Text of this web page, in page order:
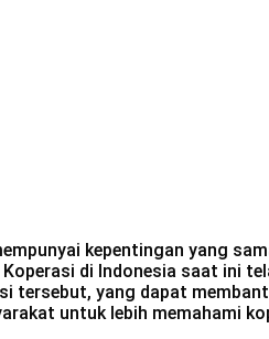
kepentingan yang
di Indonesia saat ini
tersebut, yang dapat
untuk lebih memahami